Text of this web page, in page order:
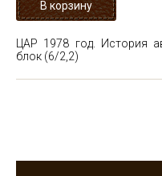
ЦАР 1978 год. История
блок (6/2,2)